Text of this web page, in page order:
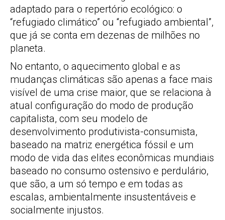
adaptado para o repertório ecológico: o
“refugiado climático” ou “refugiado ambiental”,
que já se conta em dezenas de milhões no
planeta.
No entanto, o aquecimento global e as
mudanças climáticas são apenas a face mais
visível de uma crise maior, que se relaciona à
atual configuração do modo de produção
capitalista, com seu modelo de
desenvolvimento produtivista-consumista,
baseado na matriz energética fóssil e um
modo de vida das elites econômicas mundiais
baseado no consumo ostensivo e perdulário,
que são, a um só tempo e em todas as
escalas, ambientalmente insustentáveis e
socialmente injustos.